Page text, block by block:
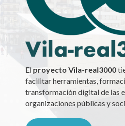
El proyecto Vila-real3000
facilitar herramientas,
transformación digital de las
organizaciones públicas y